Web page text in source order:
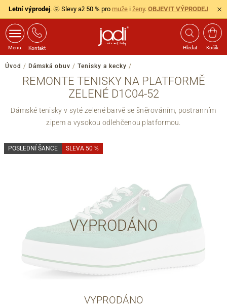
Letní výprodej. 🌞 Slevy až 50 % pro muže i ženy. OBJEVIT VÝPRODEJ
Menu Kontakt Hledat Košík
Úvod / Dámská obuv / Tenisky a kecky /
REMONTE TENISKY NA PLATFORMĚ
ZELENÉ D1C04-52
Dámské tenisky v syté zelené barvě se šněrováním, postranním
zipem a vysokou odlehčenou platformou.
VYPRODÁNO
POSLEDNÍ ŠANCE SLEVA 50 %
VYPRODÁNO